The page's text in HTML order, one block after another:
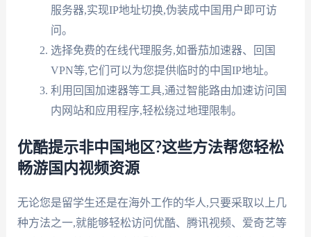
服务器,实现IP地址切换,伪装成中国用户即可访
问。
选择免费的在线代理服务,如番茄加速器、回国
VPN等,它们可以为您提供临时的中国IP地址。
利用回国加速器等工具,通过智能路由加速访问国
内网站和应用程序,轻松绕过地理限制。
优酷提示非中国地区?这些方法帮您轻松
畅游国内视频资源
无论您是留学生还是在海外工作的华人,只要采取以上几
种方法之一,就能够轻松访问优酷、腾讯视频、爱奇艺等